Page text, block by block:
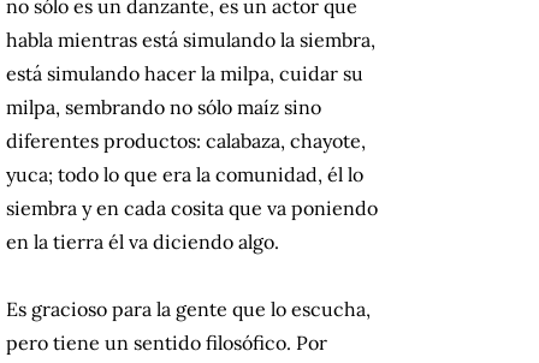
no sólo es un danzante, es un actor que
habla mientras está simulando la siembra,
está simulando hacer la milpa, cuidar su
milpa, sembrando no sólo maíz sino
diferentes productos: calabaza, chayote,
yuca; todo lo que era la comunidad, él lo
siembra y en cada cosita que va poniendo
en la tierra él va diciendo algo.
Es gracioso para la gente que lo escucha,
pero tiene un sentido filosófico. Por